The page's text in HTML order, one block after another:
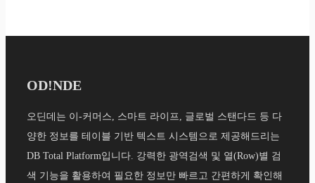
OD!NDE
오딘데는 이-커머스, 스마트 라이프, 글로벌 스탠다드 등 다
양한 정보를 테이블 기반 텍스트 시스템으로 제공해드리는
DB Total Platform입니다. 강력한 광역검색 및 열(Row)별 검
색 기능을 활용하여 필요한 정보만 빠르고 간편하게 확인해